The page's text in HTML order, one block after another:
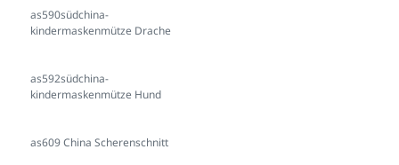
as590südchina-
kindermaskenmütze Drache
as592südchina-
kindermaskenmütze Hund
as609 China Scherenschnitt